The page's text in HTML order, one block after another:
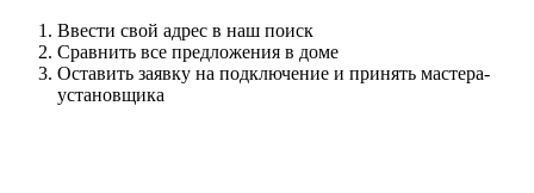
Ввести свой адрес в наш поиск
Сравнить все предложения в доме
Оставить заявку на подключение и принять мастера-
установщика